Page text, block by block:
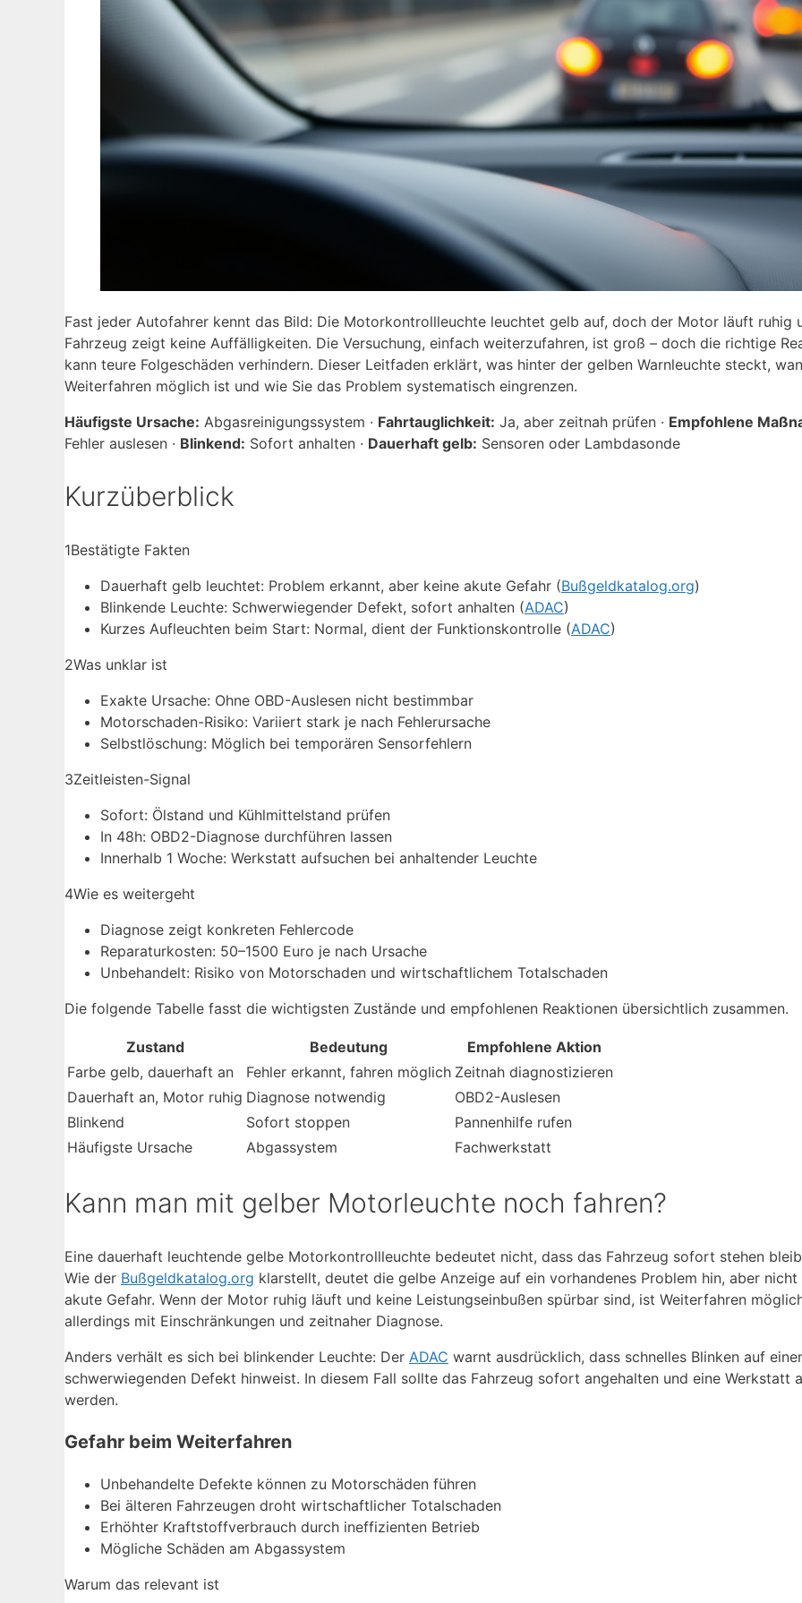
Fast jeder Autofahrer kennt das Bild: Die Motorkontrollleuchte leuchtet gelb auf, doch der Motor läuft ruhig
Fahrzeug zeigt keine Auffälligkeiten. Die Versuchung, einfach weiterzufahren, ist groß – doch die richtige
kann teure Folgeschäden verhindern. Dieser Leitfaden erklärt, was hinter der gelben Warnleuchte steckt,
Weiterfahren möglich ist und wie Sie das Problem systematisch eingrenzen.
Häufigste Ursache: Abgasreinigungssystem · Fahrtauglichkeit: Ja, aber zeitnah prüfen · Empfohlene
Fehler auslesen · Blinkend: Sofort anhalten · Dauerhaft gelb: Sensoren oder Lambdasonde
Kurzüberblick
1Bestätigte Fakten
Dauerhaft gelb leuchtet: Problem erkannt, aber keine akute Gefahr (Bußgeldkatalog.org)
Blinkende Leuchte: Schwerwiegender Defekt, sofort anhalten (ADAC)
Kurzes Aufleuchten beim Start: Normal, dient der Funktionskontrolle (ADAC)
2Was unklar ist
Exakte Ursache: Ohne OBD-Auslesen nicht bestimmbar
Motorschaden-Risiko: Variiert stark je nach Fehlerursache
Selbstlöschung: Möglich bei temporären Sensorfehlern
3Zeitleisten-Signal
Sofort: Ölstand und Kühlmittelstand prüfen
In 48h: OBD2-Diagnose durchführen lassen
Innerhalb 1 Woche: Werkstatt aufsuchen bei anhaltender Leuchte
4Wie es weitergeht
Diagnose zeigt konkreten Fehlercode
Reparaturkosten: 50–1500 Euro je nach Ursache
Unbehandelt: Risiko von Motorschaden und wirtschaftlichem Totalschaden
Die folgende Tabelle fasst die wichtigsten Zustände und empfohlenen Reaktionen übersichtlich zusammen.
Zustand Bedeutung
Empfohlene Aktion
Farbe gelb, dauerhaft an
Fehler erkannt, fahren möglich Zeitnah diagnostizieren
Dauerhaft an, Motor ruhig Diagnose notwendig
OBD2-Auslesen
Blinkend
Sofort stoppen
Pannenhilfe rufen
Häufigste Ursache
Abgassystem Fachwerkstatt
Kann man mit gelber Motorleuchte noch fahren?
Eine dauerhaft leuchtende gelbe Motorkontrollleuchte bedeutet nicht, dass das Fahrzeug sofort stehen
Wie der Bußgeldkatalog.org klarstellt, deutet die gelbe Anzeige auf ein vorhandenes Problem hin, aber nicht
akute Gefahr. Wenn der Motor ruhig läuft und keine Leistungseinbußen spürbar sind, ist Weiterfahren
allerdings mit Einschränkungen und zeitnaher Diagnose.
Anders verhält es sich bei blinkender Leuchte: Der ADAC warnt ausdrücklich, dass schnelles Blinken auf
schwerwiegenden Defekt hinweist. In diesem Fall sollte das Fahrzeug sofort angehalten und eine Werkstatt
werden.
Gefahr beim Weiterfahren
Unbehandelte Defekte können zu Motorschäden führen
Bei älteren Fahrzeugen droht wirtschaftlicher Totalschaden
Erhöhter Kraftstoffverbrauch durch ineffizienten Betrieb
Mögliche Schäden am Abgassystem
Warum das relevant ist